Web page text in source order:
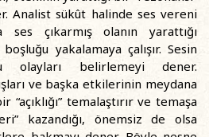
Analist sükût halinde ses vereni
ses çıkarmış olanın yarattığı
yakalamaya çalışır. Sesin
olayları belirlemeyi dener.
ve başka etkilerinin meydana
temalaştırır ve temaşa
kazandığı, önemsiz de olsa